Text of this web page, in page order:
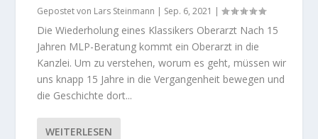
Gepostet von Lars Steinmann | Sep. 6, 2021 |
Die Wiederholung eines Klassikers Oberarzt Nach 15
Jahren MLP-Beratung kommt ein Oberarzt in die
Kanzlei. Um zu verstehen, worum es geht, müssen wir
uns knapp 15 Jahre in die Vergangenheit bewegen und
die Geschichte dort...
WEITERLESEN